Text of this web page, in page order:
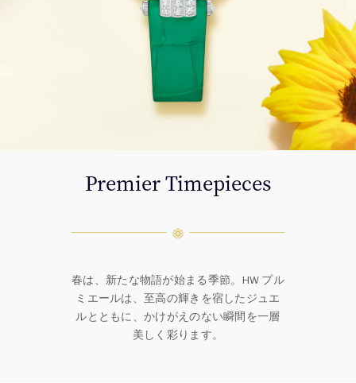
Premier Timepieces
春は、新たな物語が始まる季節。HW プル
ミエールは、至高の輝きを宿したジュエ
ルとともに、かけがえのない瞬間を一層
美しく彩ります。